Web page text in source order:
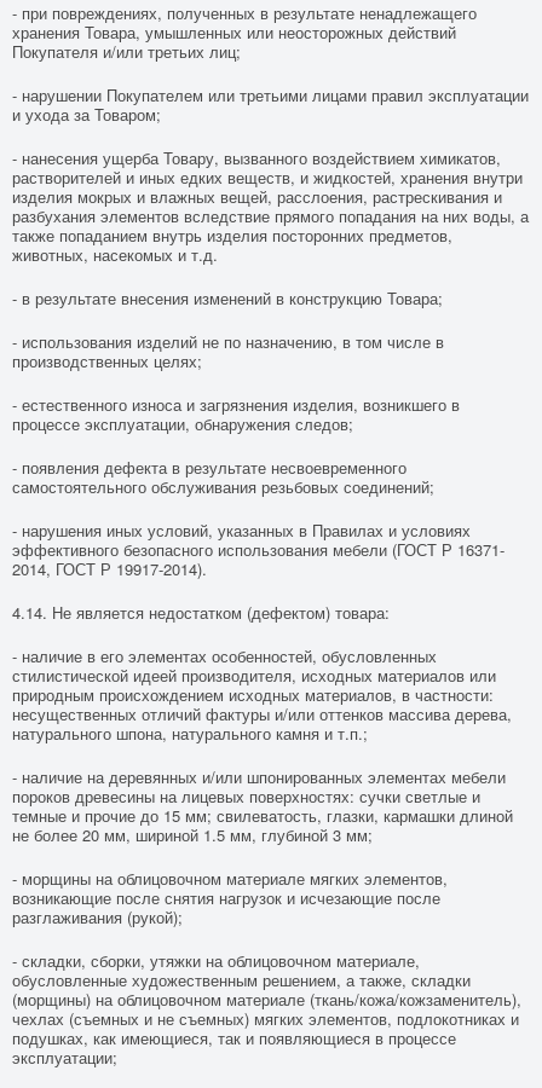
- при повреждениях, полученных в результате ненадлежащего
хранения Товара, умышленных или неосторожных действий
Покупателя и/или третьих лиц;
- нарушении Покупателем или третьими лицами правил эксплуатации
и ухода за Товаром;
- нанесения ущерба Товару, вызванного воздействием химикатов,
растворителей и иных едких веществ, и жидкостей, хранения внутри
изделия мокрых и влажных вещей, расслоения, растрескивания и
разбухания элементов вследствие прямого попадания на них воды, а
также попаданием внутрь изделия посторонних предметов,
животных, насекомых и т.д.
- в результате внесения изменений в конструкцию Товара;
- использования изделий не по назначению, в том числе в
производственных целях;
- естественного износа и загрязнения изделия, возникшего в
процессе эксплуатации, обнаружения следов;
- появления дефекта в результате несвоевременного
самостоятельного обслуживания резьбовых соединений;
- нарушения иных условий, указанных в Правилах и условиях
эффективного безопасного использования мебели (ГОСТ Р 16371-
2014, ГОСТ Р 19917-2014).
4.14. Не является недостатком (дефектом) товара:
- наличие в его элементах особенностей, обусловленных
стилистической идеей производителя, исходных материалов или
природным происхождением исходных материалов, в частности:
несущественных отличий фактуры и/или оттенков массива дерева,
натурального шпона, натурального камня и т.п.;
- наличие на деревянных и/или шпонированных элементах мебели
пороков древесины на лицевых поверхностях: сучки светлые и
темные и прочие до 15 мм; свилеватость, глазки, кармашки длиной
не более 20 мм, шириной 1.5 мм, глубиной 3 мм;
- морщины на облицовочном материале мягких элементов,
возникающие после снятия нагрузок и исчезающие после
разглаживания (рукой);
- складки, сборки, утяжки на облицовочном материале,
обусловленные художественным решением, а также, складки
(морщины) на облицовочном материале (ткань/кожа/кожзаменитель),
чехлах (съемных и не съемных) мягких элементов, подлокотниках и
подушках, как имеющиеся, так и появляющиеся в процессе
эксплуатации;